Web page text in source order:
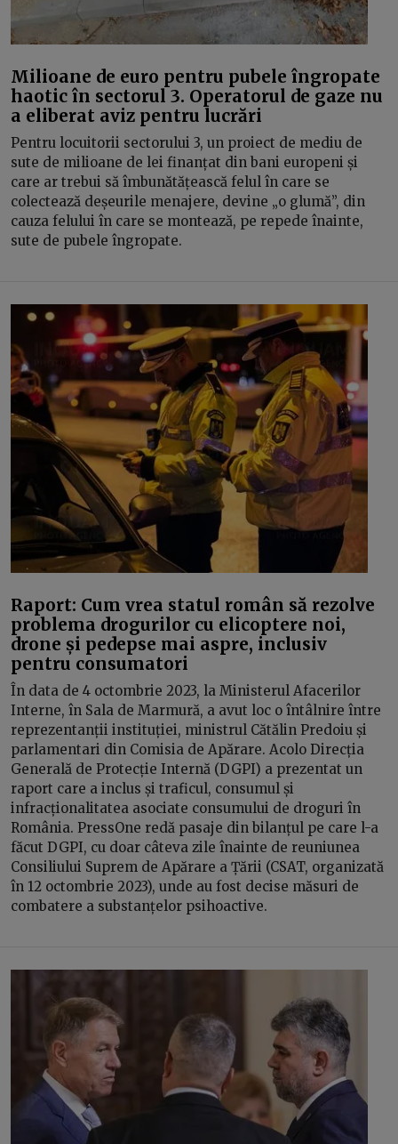
Milioane de euro pentru pubele îngropate
haotic în sectorul 3. Operatorul de gaze nu
a eliberat aviz pentru lucrări
Pentru locuitorii sectorului 3, un proiect de mediu de
sute de milioane de lei finanțat din bani europeni și
care ar trebui să îmbunătățească felul în care se
colectează deșeurile menajere, devine „o glumă”, din
cauza felului în care se montează, pe repede înainte,
sute de pubele îngropate.
Raport: Cum vrea statul român să rezolve
problema drogurilor cu elicoptere noi,
drone și pedepse mai aspre, inclusiv
pentru consumatori
În data de 4 octombrie 2023, la Ministerul Afacerilor
Interne, în Sala de Marmură, a avut loc o întâlnire între
reprezentanții instituției, ministrul Cătălin Predoiu și
parlamentari din Comisia de Apărare. Acolo Direcția
Generală de Protecție Internă (DGPI) a prezentat un
raport care a inclus și traficul, consumul și
infracționalitatea asociate consumului de droguri în
România. PressOne redă pasaje din bilanțul pe care l-a
făcut DGPI, cu doar câteva zile înainte de reuniunea
Consiliului Suprem de Apărare a Țării (CSAT, organizată
în 12 octombrie 2023), unde au fost decise măsuri de
combatere a substanțelor psihoactive.